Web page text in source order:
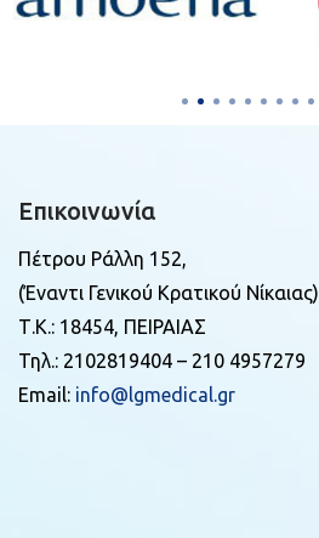
Επικοινωνία
Πέτρου Ράλλη 152,
(Έναντι Γενικού Κρατικού Νίκαιας)
Τ.Κ.: 18454, ΠΕΙΡΑΙΑΣ
Τηλ.: 2102819404 – 210 4957279
Email: info@lgmedical.gr